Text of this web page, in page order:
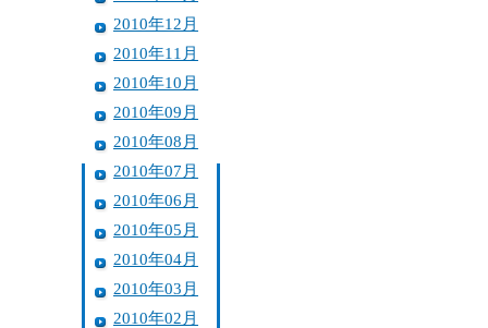
2010年12月
2010年11月
2010年10月
2010年09月
2010年08月
2010年07月
2010年06月
2010年05月
2010年04月
2010年03月
2010年02月